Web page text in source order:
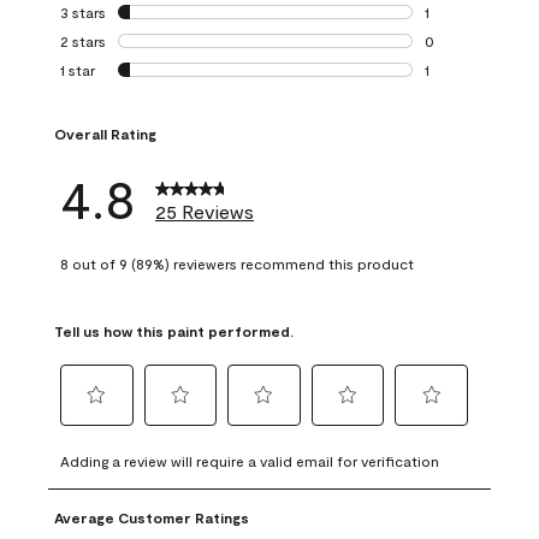
0 reviews with 4
3 stars stars
1
1 review with 3
2 stars stars
0
0 reviews with 2
1 star stars
1
Overall Rating
4.8 25 Reviews
8 out of 9 (89%) reviewers recommend this product
Tell us how this paint performed.
to
rate
the
item
to
rate
the
to
rate
the
item
to
rate
to
rate
Adding a review will require a valid email for verification
Average Customer Ratings